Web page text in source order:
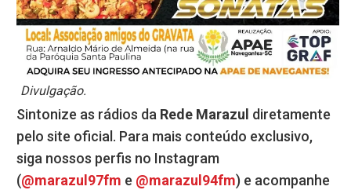
Divulgação.
Sintonize as rádios da Rede Marazul diretamente
pelo site oficial. Para mais conteúdo exclusivo,
siga nossos perfis no Instagram
(@marazul97fm e @marazul94fm) e acompanhe